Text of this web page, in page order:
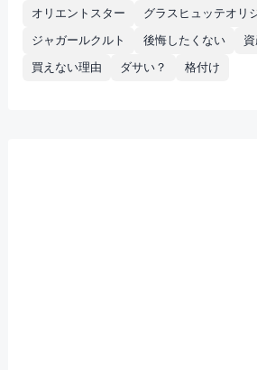
オリエントスター
グラスヒュッテオリ
ジャガールクルト
後悔したくない
買えない理由
ダサい？ 格付け